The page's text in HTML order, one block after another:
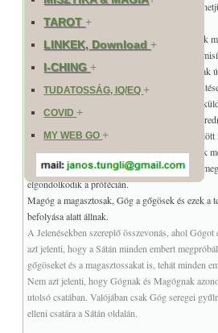
TAROT+
LINKEK, Download+
I-CHING+
TUDATOSSÁG, IQ/EQ+
COVID+
MY WEB GO+
tüzet bocsát Isten. Minden bizonnyal,
Góggal együtt, meg lesz semmisítve.
Ennek ellenére, ha a szeretet oldaláról közelítjük
megértjük, hogy itt másról van szó. Miért
szigeteken, biztonságban élő embereket is? Csak
melyet Magógra (szó szerint "be-Magóg"
szigeteken lakó népekre (vagy távoli népekre)
pusztításra szolgál), hiszen még erősebb hitet
Istenben. Ez a tűz hasonló az apostolok feje
pünkösd idején, amit a Szent szellemmel kaptak
Mindez talán furcsán hangzik, de ennyi elég a
elgondolkodik a prófécián.
Magóg a magasztosak, Góg a gőgösek és ezek a
befolyása alatt állnak.
A Jelenésekben szereplő összevonás, ahol
azt jelenti, hogy a Sátán minden embert
gőgöseket és a magasztossakat is, tehát minden
Nem azt jelenti, hogy Gógnak és Magógnak
utolsó csatában. Valójában csak Góg seregei
elleni csatára a Sátán oldalán.